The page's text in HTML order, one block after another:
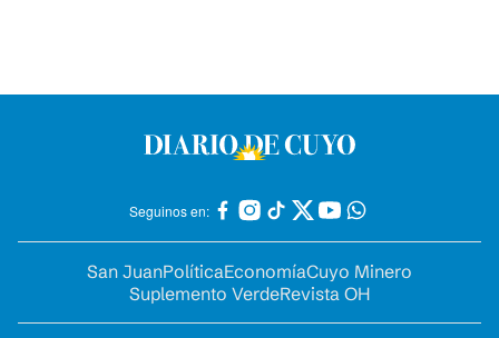
Seguinos en:
San JuanPolíticaEconomíaCuyo Minero
Suplemento VerdeRevista OH